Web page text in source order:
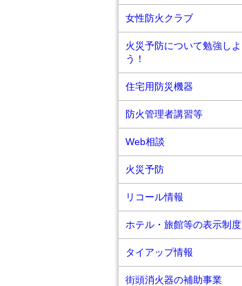
女性防火クラブ
火災予防について勉強しよ
う！
住宅用防災機器
防火管理者講習等
Web相談
火災予防
リコール情報
ホテル・旅館等の表示制度
タイアップ情報
街頭消火器の補助事業